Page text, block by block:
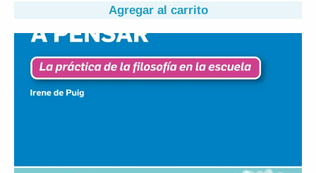
Agregar al carrito